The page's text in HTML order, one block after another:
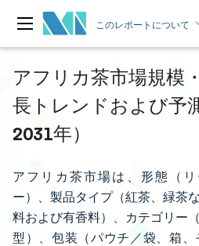
このレポートについて
アフリカ茶市場規模
長トレンドおよび予
2031年）
アフリカ茶市場は、形態（
ー）、製品タイプ（紅茶、緑茶
料および有香料）、カテゴリー
型）、包装（パウチ／袋、箱